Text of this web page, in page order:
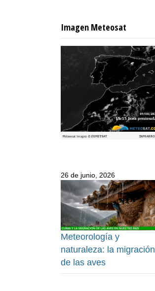
Imagen Meteosat
26 de junio, 2026
Meteorología y
naturaleza: la migración
de las aves